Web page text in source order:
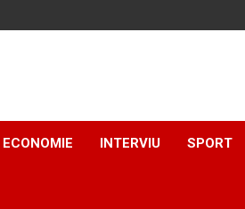
ECONOMIE INTERVIU SPORT